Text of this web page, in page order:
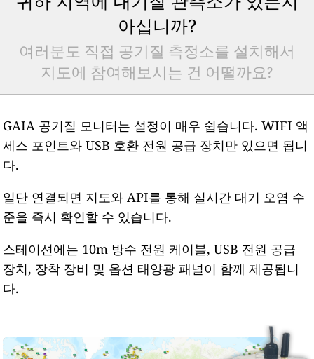
아십니까?
여러분도 직접 공기질 측정소를 설치해서
지도에 참여해보시는 건 어떨까요?
GAIA 공기질 모니터는 설정이 매우 쉽습니다. WIFI 액
세스 포인트와 USB 호환 전원 공급 장치만 있으면 됩니
다.
일단 연결되면 지도와 API를 통해 실시간 대기 오염 수
준을 즉시 확인할 수 있습니다.
스테이션에는 10m 방수 전원 케이블, USB 전원 공급
장치, 장착 장비 및 옵션 태양광 패널이 함께 제공됩니
다.